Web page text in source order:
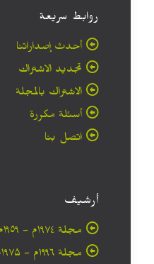
روابط سريعة
أحدث إصداراتنا
تجديد الاشتراك
الاشتراك بالمجلة
أسئلة مكررة
اتصل بنا
أرشيف
مجلة ۱۹۷٤م - ١٩٥٩م
مجلة ۱۹۹٦م - ۱۹۷۵م